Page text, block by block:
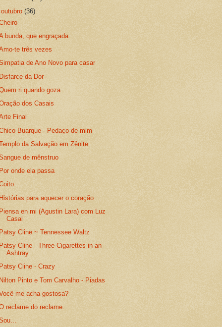
outubro(36)
bunda, que engraçada
te três vezes
de Ano Novo para casar
da Dor
ri quando goza
dos Casais
Final
Buarque - Pedaço de mim
da Salvação em Zênite
de mênstruo
onde ela passa
para aquecer o coração
en mi (Agustin Lara) com Luz
Casal
Cline ~ Tennessee Waltz
Cline - Three Cigarettes in an
Ashtray
Cline - Crazy
Pinto e Tom Carvalho - Piadas
me acha gostosa?
reclame do reclame.